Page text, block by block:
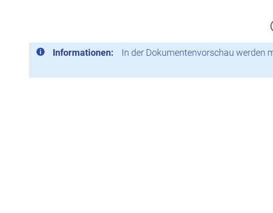
Informationen: In der Dokumentenvorschau werden